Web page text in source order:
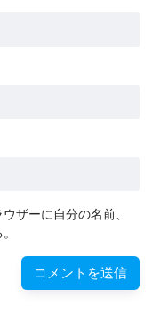
ザーに自分の名前、